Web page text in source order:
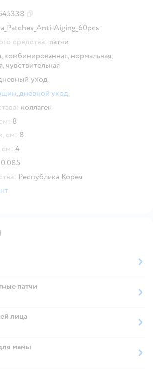
Aiging_60pcs
средства: патчи
комбинированная, нормальная,
чувствительная
уход
,дневной уход
коллаген
8
см: 8
см: 4
0.085
Республика Корея
патчи
лица
мамы